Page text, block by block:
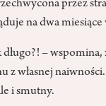
przez
na dwa miesiące
długo?! –
z własnej
i smutny.